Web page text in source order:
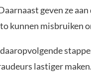
geven ze
kunnen misbruiken
lastiger